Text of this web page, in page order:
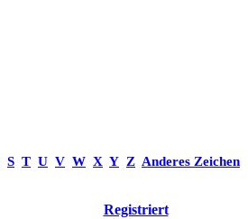
S T U V W X Y Z Anderes Zeichen
Registriert